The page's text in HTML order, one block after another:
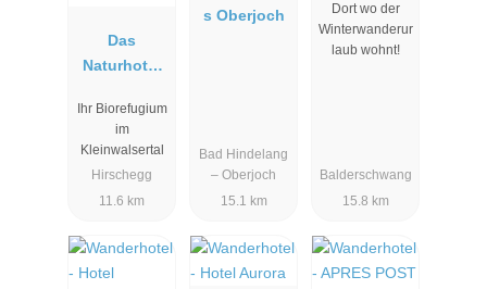
Das
Naturhotel
Valisa****s
Ihr Biorefugium
im
Kleinwalsertal
Hirschegg
11.6 km
s Oberjoch
Bad Hindelang
– Oberjoch
15.1 km
Dort wo der
Winterwanderur
laub wohnt!
Balderschwang
15.8 km